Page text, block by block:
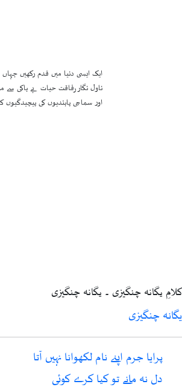
ایک ایسی دنیا میں قدم رکھیں
ناول نگار رفاقت حیات بے باکی سے
اور سماجی پابندیوں کی پیچیدگیوں
کلامِ یگانہ چنگیزی ۔ یگانہ چنگیزی
یگانہ چنگیزی
پرایا جرم اپنے نام لکھوانا نہیں آتا
دل نہ مانے تو کیا کرے کوئی